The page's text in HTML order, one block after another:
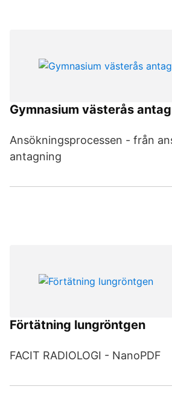
Gymnasium västerås
Ansökningsprocessen - från
antagning
Förtätning lungröntgen
FACIT RADIOLOGI - NanoPDF